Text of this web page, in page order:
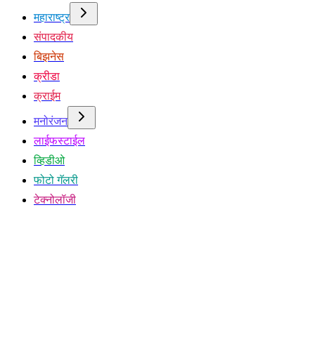
महाराष्ट्र
संपादकीय
बिझनेस
क्रीडा
क्राईम
मनोरंजन
लाईफस्टाईल
व्हिडीओ
फोटो गॅलरी
टेक्नोलॉजी